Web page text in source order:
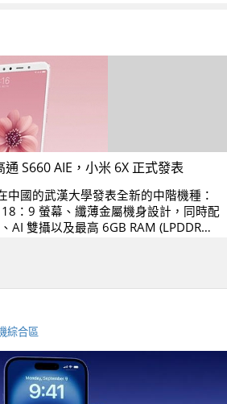
S660 AIE，小米 6X 正式發表
國的武漢大學發表全新的中階機種：
：9 螢幕、纖薄金屬機身設計，同時配
AI 雙攝以及最高 6GB RAM (LPDDR
綜合區